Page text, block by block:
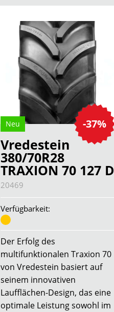
-37%
Neu
Vredestein
380/70R28
TRAXION 70 127 D
20469
Verfügbarkeit:
Der Erfolg des
multifunktionalen Traxion 70
von Vredestein basiert auf
seinem innovativen
Laufflächen-Design, das eine
optimale Leistung sowohl im